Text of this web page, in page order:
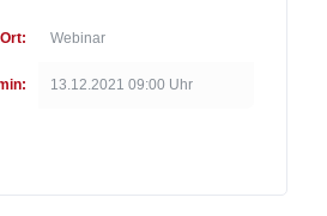
Ort: Webinar
13.12.2021 09:00 Uhr